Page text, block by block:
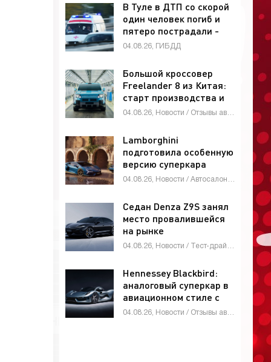
В Туле в ДТП со скорой
один человек погиб и
пятеро пострадали -
«ГИБДД»
04.08.26, ГИБДД
Большой кроссовер
Freelander 8 из Китая:
старт производства и
глобальные амбиции -
Lamborghini
подготовила особенную
версию суперкара
Revuelto -
Седан Denza Z9S занял
место провалившейся
на рынке
четырехдверки Denza
Hennessey Blackbird:
аналоговый суперкар в
авиационном стиле с
атмосферным V8 и МКП